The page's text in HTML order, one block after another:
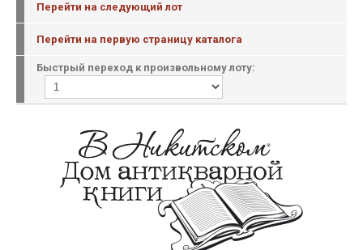
Перейти на следующий лот
Перейти на первую страницу каталога
Быстрый переход к произвольному лоту: